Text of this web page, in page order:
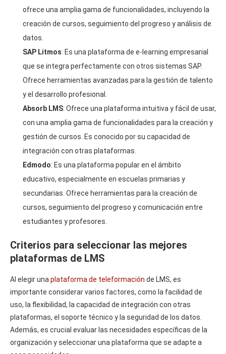
ofrece una amplia gama de funcionalidades, incluyendo la
creación de cursos, seguimiento del progreso y análisis de
datos.
SAP Litmos: Es una plataforma de e-learning empresarial
que se integra perfectamente con otros sistemas SAP.
Ofrece herramientas avanzadas para la gestión de talento
y el desarrollo profesional.
Absorb LMS: Ofrece una plataforma intuitiva y fácil de usar,
con una amplia gama de funcionalidades para la creación y
gestión de cursos. Es conocido por su capacidad de
integración con otras plataformas.
Edmodo: Es una plataforma popular en el ámbito
educativo, especialmente en escuelas primarias y
secundarias. Ofrece herramientas para la creación de
cursos, seguimiento del progreso y comunicación entre
estudiantes y profesores.
Criterios para seleccionar las mejores
plataformas de LMS
Al elegir una plataforma de teleformación de LMS, es
importante considerar varios factores, como la facilidad de
uso, la flexibilidad, la capacidad de integración con otras
plataformas, el soporte técnico y la seguridad de los datos.
Además, es crucial evaluar las necesidades específicas de la
organización y seleccionar una plataforma que se adapte a